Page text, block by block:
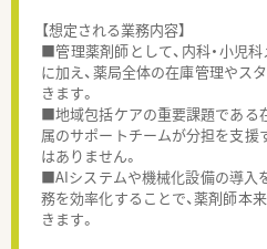
【想定される業務内容】
■管理薬剤師として、内科・小児
に加え、薬局全体の在庫管理やス
きます。
■地域包括ケアの重要課題である
属のサポートチームが分担を支援
はありません。
■AIシステムや機械化設備の導入
務を効率化することで、薬剤師本
きます。